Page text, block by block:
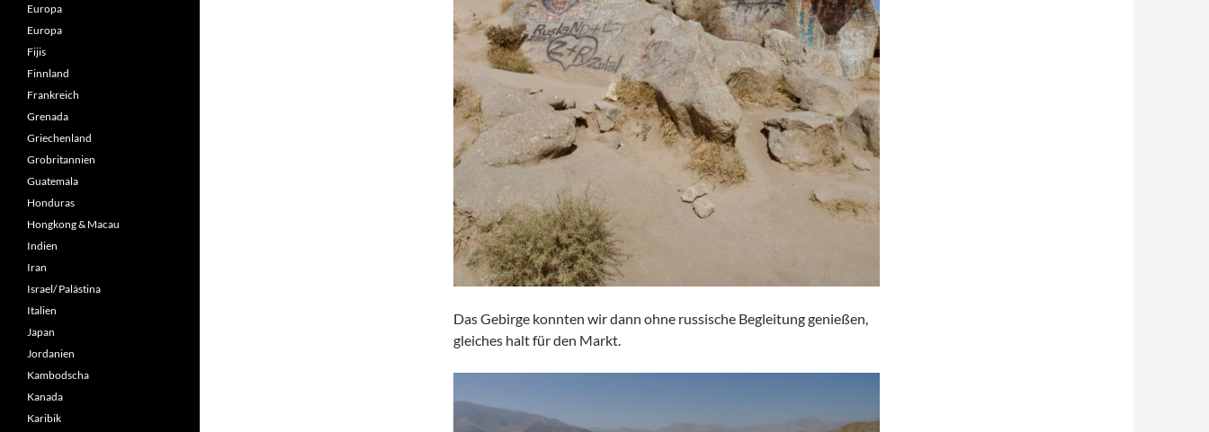
Das Gebirge konnten wir dann ohne russische Begleitung genießen,
gleiches halt für den Markt.
Europa
Europa
Fijis
Finnland
Frankreich
Grenada
Griechenland
Grobritannien
Guatemala
Honduras
Hongkong & Macau
Indien
Iran
Israel/ Palästina
Italien
Japan
Jordanien
Kambodscha
Kanada
Karibik